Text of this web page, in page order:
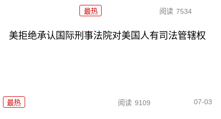
最热 阅读 7534
美拒绝承认国际刑事法院对美国人有司法管辖权
最热 阅读 9109 07-03